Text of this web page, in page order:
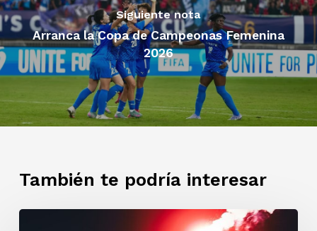
Siguiente nota
Arranca la Copa de Campeonas Femenina
2026
También te podría interesar